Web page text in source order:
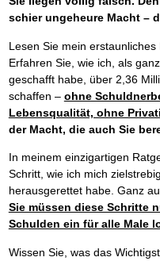
schier ungeheure Macht –
Lesen Sie mein erstaunliches
Erfahren Sie, wie ich, als
geschafft habe, über 2,36
schaffen – ohne
Lebensqualität, ohne
der Macht, die auch Sie
In meinem einzigartigen
Schritt, wie ich mich
herausgerettet habe. Ganz
Sie müssen diese Schritte
Schulden ein für alle Male
Wissen Sie, was das